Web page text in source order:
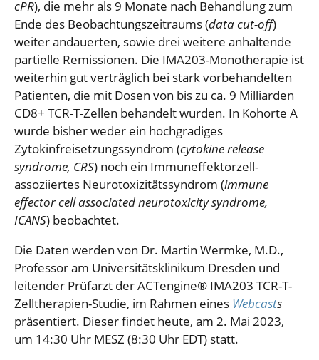
cPR), die mehr als 9 Monate nach Behandlung zum
Ende des Beobachtungszeitraums (data cut-off)
weiter andauerten, sowie drei weitere anhaltende
partielle Remissionen. Die IMA203-Monotherapie ist
weiterhin gut verträglich bei stark vorbehandelten
Patienten, die mit Dosen von bis zu ca. 9 Milliarden
CD8+ TCR-T-Zellen behandelt wurden. In Kohorte A
wurde bisher weder ein hochgradiges
Zytokinfreisetzungssyndrom (cytokine release
syndrome, CRS) noch ein Immuneffektorzell-
assoziiertes Neurotoxizitätssyndrom (immune
effector cell associated neurotoxicity syndrome,
ICANS) beobachtet.
Die Daten werden von Dr. Martin Wermke, M.D.,
Professor am Universitätsklinikum Dresden und
leitender Prüfarzt der ACTengine® IMA203 TCR-T-
Zelltherapien-Studie, im Rahmen eines Webcasts
präsentiert. Dieser findet heute, am 2. Mai 2023,
um 14:30 Uhr MESZ (8:30 Uhr EDT) statt.